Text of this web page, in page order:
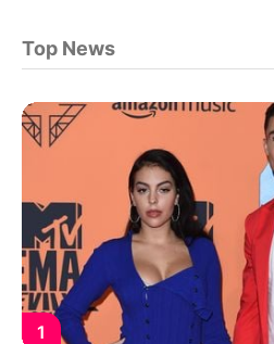
Top News
1